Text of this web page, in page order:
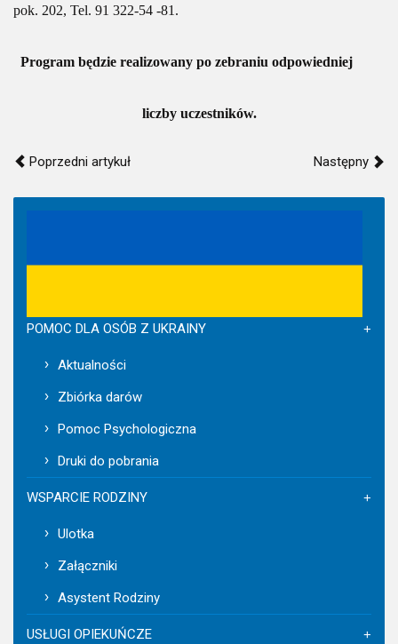
pok. 202, Tel. 91 322-54 -81.
Program będzie realizowany po zebraniu odpowiedniej
liczby uczestników.
Poprzedni artykuł Następny
POMOC DLA OSÓB Z UKRAINY
Aktualności
Zbiórka darów
Pomoc Psychologiczna
Druki do pobrania
WSPARCIE RODZINY
Ulotka
Załączniki
Asystent Rodziny
USŁUGI OPIEKUŃCZE